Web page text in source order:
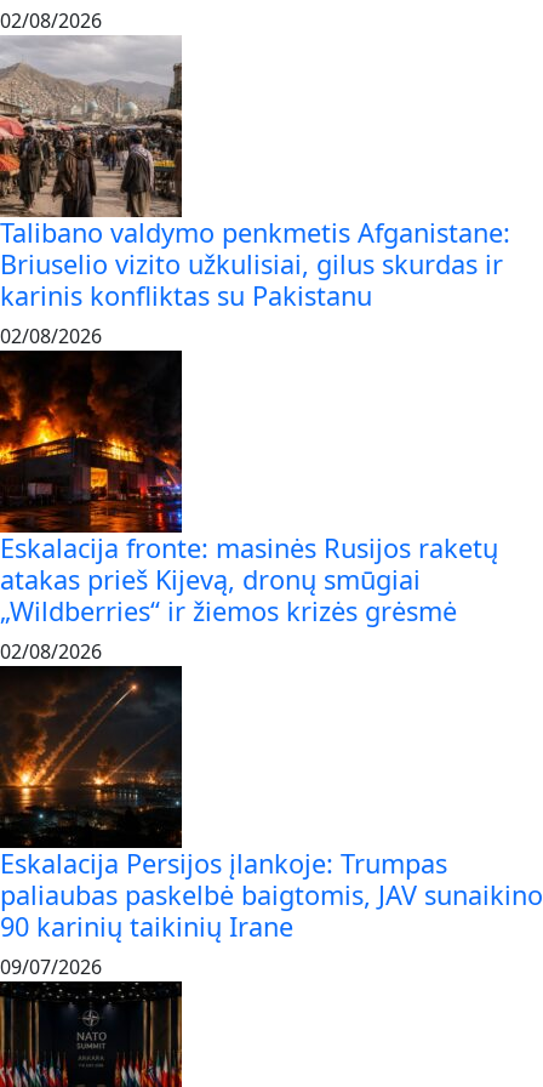
02/08/2026
Talibano valdymo penkmetis Afganistane:
Briuselio vizito užkulisiai, gilus skurdas ir
karinis konfliktas su Pakistanu
02/08/2026
Eskalacija fronte: masinės Rusijos raketų
atakas prieš Kijevą, dronų smūgiai
„Wildberries“ ir žiemos krizės grėsmė
02/08/2026
Eskalacija Persijos įlankoje: Trumpas
paliaubas paskelbė baigtomis, JAV sunaikino
90 karinių taikinių Irane
09/07/2026